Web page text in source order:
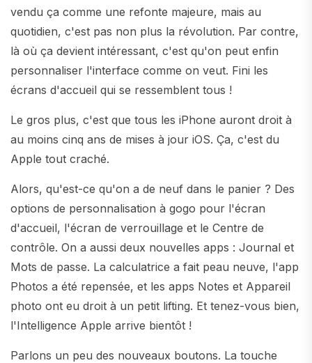
vendu ça comme une refonte majeure, mais au
quotidien, c'est pas non plus la révolution. Par contre,
là où ça devient intéressant, c'est qu'on peut enfin
personnaliser l'interface comme on veut. Fini les
écrans d'accueil qui se ressemblent tous !
Le gros plus, c'est que tous les iPhone auront droit à
au moins cinq ans de mises à jour iOS. Ça, c'est du
Apple tout craché.
Alors, qu'est-ce qu'on a de neuf dans le panier ? Des
options de personnalisation à gogo pour l'écran
d'accueil, l'écran de verrouillage et le Centre de
contrôle. On a aussi deux nouvelles apps : Journal et
Mots de passe. La calculatrice a fait peau neuve, l'app
Photos a été repensée, et les apps Notes et Appareil
photo ont eu droit à un petit lifting. Et tenez-vous bien,
l'Intelligence Apple arrive bientôt !
Parlons un peu des nouveaux boutons. La touche